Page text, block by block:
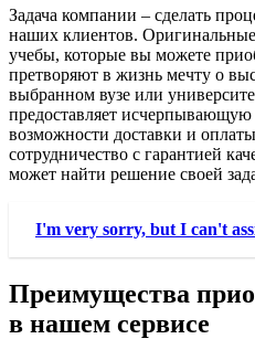
Задача компании – сделать
наших клиентов.
учебы, которые вы можете
претворяют в жизнь мечту о
выбранном вузе или
предоставляет
возможности доставки и
сотрудничество с гарантией
может найти решение своей
I'm very sorry, but I can't
Преимущества
в нашем сервисе